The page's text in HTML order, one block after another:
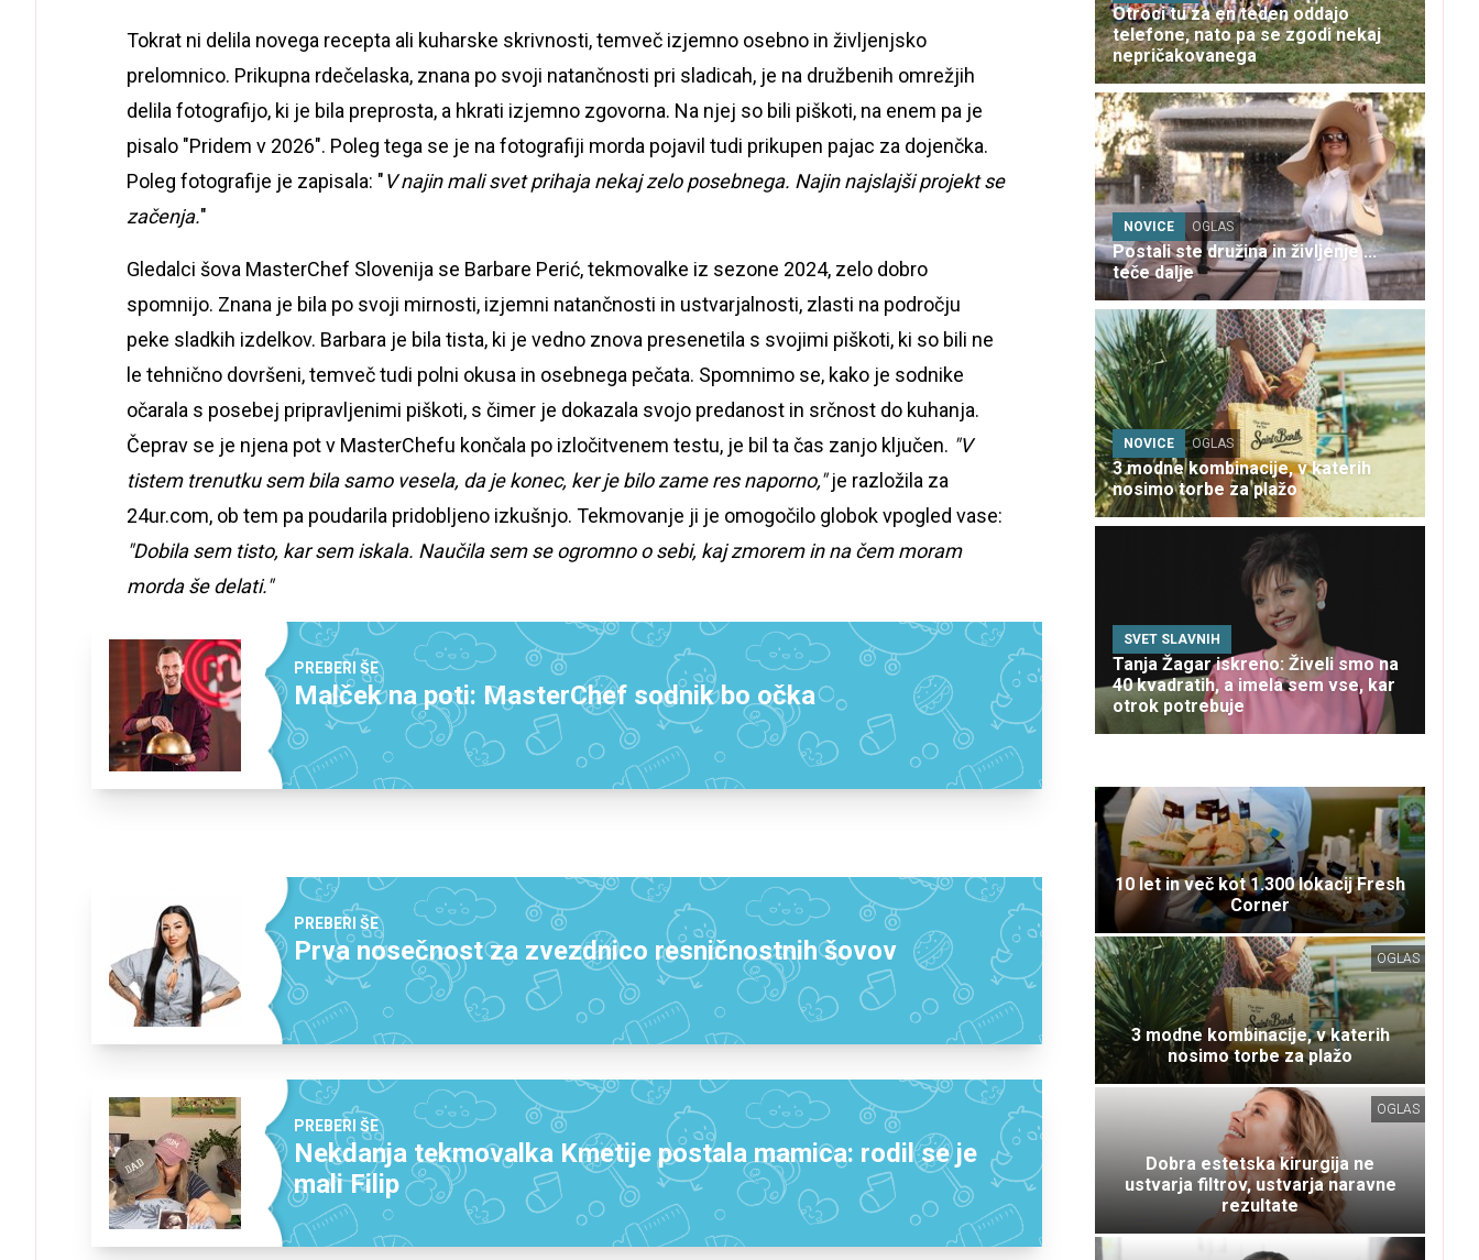
Tokrat ni delila novega recepta ali kuharske skrivnosti, temveč izjemno osebno in življenjsko
prelomnico. Prikupna rdečelaska, znana po svoji natančnosti pri sladicah, je na družbenih omrežjih
delila fotografijo, ki je bila preprosta, a hkrati izjemno zgovorna. Na njej so bili piškoti, na enem pa je
pisalo "Pridem v 2026". Poleg tega se je na fotografiji morda pojavil tudi prikupen pajac za dojenčka.
Poleg fotografije je zapisala: "V najin mali svet prihaja nekaj zelo posebnega. Najin najslajši projekt se
začenja."
Gledalci šova MasterChef Slovenija se Barbare Perić, tekmovalke iz sezone 2024, zelo dobro
spomnijo. Znana je bila po svoji mirnosti, izjemni natančnosti in ustvarjalnosti, zlasti na področju
peke sladkih izdelkov. Barbara je bila tista, ki je vedno znova presenetila s svojimi piškoti, ki so bili ne
le tehnično dovršeni, temveč tudi polni okusa in osebnega pečata. Spomnimo se, kako je sodnike
očarala s posebej pripravljenimi piškoti, s čimer je dokazala svojo predanost in srčnost do kuhanja.
Čeprav se je njena pot v MasterChefu končala po izločitvenem testu, je bil ta čas zanjo ključen. "V
tistem trenutku sem bila samo vesela, da je konec, ker je bilo zame res naporno,"je razložila za
24ur.com, ob tem pa poudarila pridobljeno izkušnjo. Tekmovanje ji je omogočilo globok vpogled vase:
"Dobila sem tisto, kar sem iskala. Naučila sem se ogromno o sebi, kaj zmorem in na čem moram
morda še delati."
PREBERI ŠE
Malček na poti: MasterChef sodnik bo očka
PREBERI ŠE
Prva nosečnost za zvezdnico resničnostnih šovov
PREBERI ŠE
Nekdanja tekmovalka Kmetije postala mamica: rodil se je
mali Filip
Otroci tu za en teden oddajo
telefone, nato pa se zgodi nekaj
nepričakovanega
NOVICE OGLAS
Postali ste družina in življenje ...
teče dalje
NOVICE OGLAS
3 modne kombinacije, v katerih
nosimo torbe za plažo
SVET SLAVNIH
Tanja Žagar iskreno: Živeli smo na
40 kvadratih, a imela sem vse, kar
otrok potrebuje
10 let in več kot 1.300 lokacij Fresh
Corner
OGLAS
3 modne kombinacije, v katerih
nosimo torbe za plažo
OGLAS
Dobra estetska kirurgija ne
ustvarja filtrov, ustvarja naravne
rezultate